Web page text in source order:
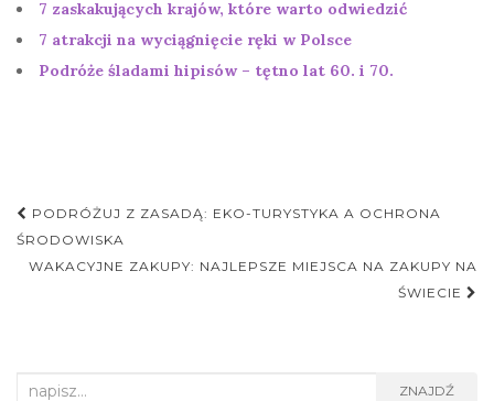
7 zaskakujących krajów, które warto odwiedzić
7 atrakcji na wyciągnięcie ręki w Polsce
Podróże śladami hipisów – tętno lat 60. i 70.
Nawigacja
postu
PODRÓŻUJ Z ZASADĄ: EKO-TURYSTYKA A OCHRONA
ŚRODOWISKA
WAKACYJNE ZAKUPY: NAJLEPSZE MIEJSCA NA ZAKUPY NA
ŚWIECIE
Search
ZNAJDŹ